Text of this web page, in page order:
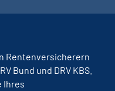
Rentenversicherern
Bund und DRV KBS.
Ihres